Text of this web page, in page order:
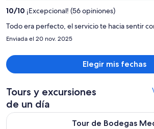
10/10 ¡Excepcional! (56 opiniones)
Todo era perfecto, el servicio te hacia sentir
Enviada el 20 nov. 2025
Elegir mis fechas
Tours y excursiones
de un día
Tour de Bodegas
Tour de Bodegas Medio Día Se abrirá